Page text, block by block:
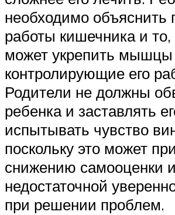
необходимо объяснить
работы кишечника и то,
может укрепить
контролирующие его
Родители не должны
ребенка и заставлять
испытывать чувство
поскольку это может
снижению самооценки
недостаточной
при решении проблем.